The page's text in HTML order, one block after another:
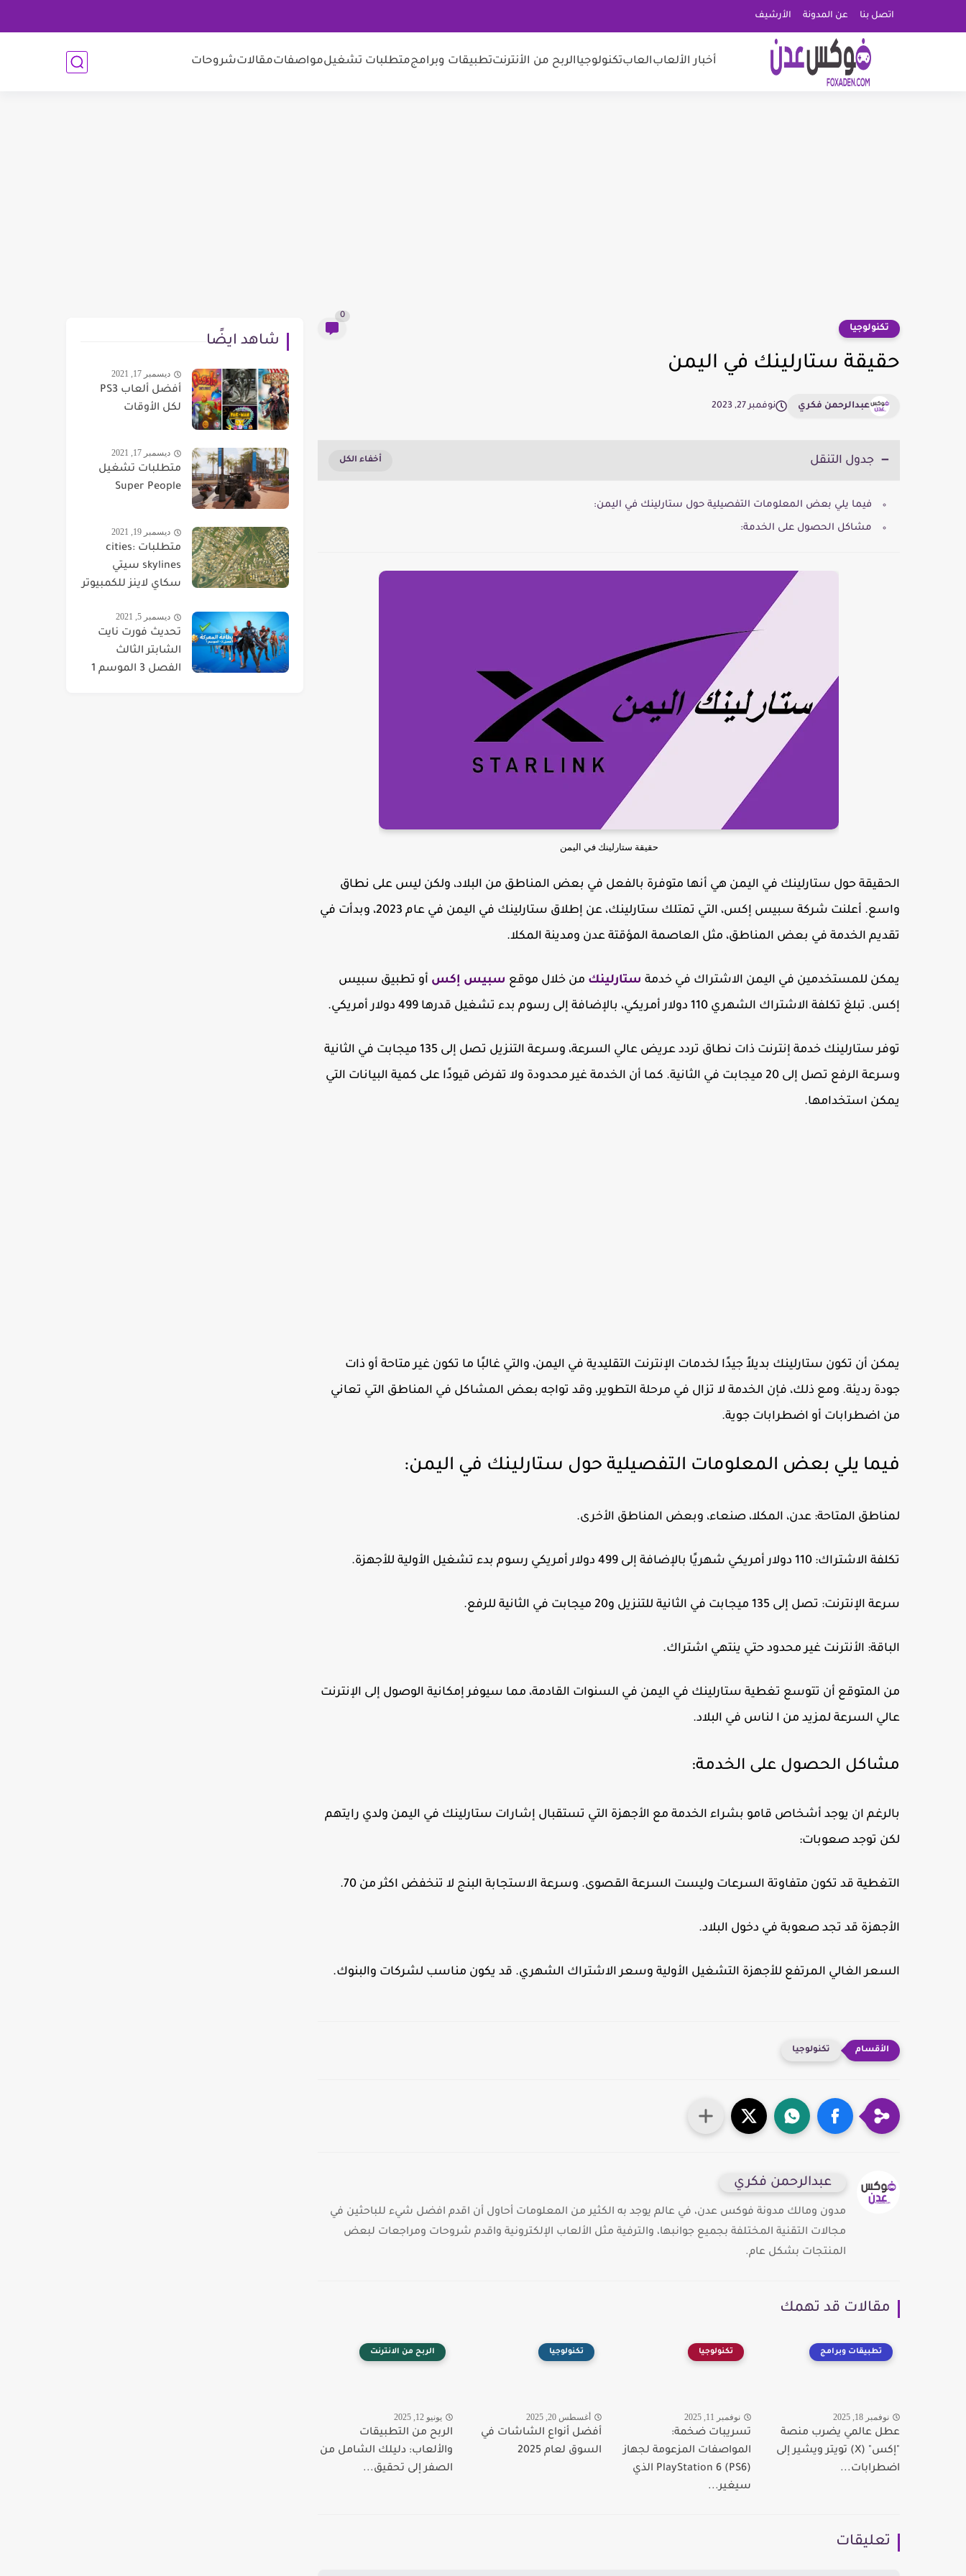
اتصل بنا عن المدونة الأرشيف
أخبار الألعابالعابتكنولوجياالربح من الأنترنتتطبيقات وبرامجمتطلبات تشغيلمواصفاتمقالاتشروحات
تكنولوجيا
0
حقيقة ستارلينك في اليمن
عبدالرحمن فكري نوفمبر 27, 2023
جدول التنقل
فيما يلي بعض المعلومات التفصيلية حول ستارلينك في اليمن:
مشاكل الحصول على الخدمة:
حقيقة ستارلينك في اليمن
الحقيقة حول ستارلينك في اليمن هي أنها متوفرة بالفعل في بعض المناطق من البلاد، ولكن ليس على نطاق
واسع. أعلنت شركة سبيس إكس، التي تمتلك ستارلينك، عن إطلاق ستارلينك في اليمن في عام 2023، وبدأت في
تقديم الخدمة في بعض المناطق، مثل العاصمة المؤقتة عدن ومدينة المكلا.
يمكن للمستخدمين في اليمن الاشتراك في خدمة ستارلينك من خلال موقع سبيس إكس أو تطبيق سبيس
إكس. تبلغ تكلفة الاشتراك الشهري 110 دولار أمريكي، بالإضافة إلى رسوم بدء تشغيل قدرها 499 دولار أمريكي.
توفر ستارلينك خدمة إنترنت ذات نطاق تردد عريض عالي السرعة، وسرعة التنزيل تصل إلى 135 ميجابت في الثانية
وسرعة الرفع تصل إلى 20 ميجابت في الثانية. كما أن الخدمة غير محدودة ولا تفرض قيودًا على كمية البيانات التي
يمكن استخدامها.
يمكن أن تكون ستارلينك بديلاً جيدًا لخدمات الإنترنت التقليدية في اليمن، والتي غالبًا ما تكون غير متاحة أو ذات
جودة رديئة. ومع ذلك، فإن الخدمة لا تزال في مرحلة التطوير، وقد تواجه بعض المشاكل في المناطق التي تعاني
من اضطرابات أو اضطرابات جوية.
فيما يلي بعض المعلومات التفصيلية حول ستارلينك في اليمن:
لمناطق المتاحة: عدن، المكلا، صنعاء، وبعض المناطق الأخرى.
تكلفة الاشتراك: 110 دولار أمريكي شهريًا بالإضافة إلى 499 دولار أمريكي رسوم بدء تشغيل الأولية للأجهزة.
سرعة الإنترنت: تصل إلى 135 ميجابت في الثانية للتنزيل و20 ميجابت في الثانية للرفع.
الباقة: الأنترنت غير محدود حتي ينتهي اشتراك.
من المتوقع أن تتوسع تغطية ستارلينك في اليمن في السنوات القادمة، مما سيوفر إمكانية الوصول إلى الإنترنت
عالي السرعة لمزيد من ا لناس في البلاد.
مشاكل الحصول على الخدمة:
بالرغم ان يوجد أشخاص قامو بشراء الخدمة مع الأجهزة التي تستقبال إشارات ستارلينك في اليمن ولدي رايتهم
لكن توجد صعوبات:
التغطية قد تكون متفاوتة السرعات وليست السرعة القصوى. وسرعة الاستجابة البنج لا تنخفض اكثر من 70.
الأجهزة قد تجد صعوبة في دخول البلاد.
السعر الغالي المرتفع للأجهزة التشغيل الأولية وسعر الاشتراك الشهري. قد يكون مناسب لشركات والبنوك.
تكنولوجيا
عبدالرحمن فكري
مدون ومالك مدونة فوكس عدن، في عالم يوجد به الكثير من المعلومات أحاول أن اقدم افضل شيء للباحثين في
مجالات التقنية المختلفة بجميع جوانبها، والترفية مثل الألعاب الإلكترونية واقدم شروحات ومراجعات لبعض
المنتجات بشكل عام.
مقالات قد تهمك
تطبيقات وبرامج
نوفمبر 18, 2025
عطل عالمي يضرب منصة
"إكس" (X) تويتر ويشير إلى
اضطرابات...
تكنولوجيا
نوفمبر 11, 2025
تسريبات ضخمة:
المواصفات المزعومة لجهاز
PlayStation 6 (PS6) الذي
سيغير...
تكنولوجيا
أغسطس 20, 2025
أفضل أنواع الشاشات في
السوق لعام 2025
الربح من الانترنت
يونيو 12, 2025
الربح من التطبيقات
والألعاب: دليلك الشامل من
الصفر إلى تحقيق...
تعليقات
شاهد ايضًا
ديسمبر 17, 2021
أفضل ألعاب PS3
لكل الأوقات
ديسمبر 17, 2021
متطلبات تشغيل
Super People
ديسمبر 19, 2021
متطلبات cities:
skylines سيتي
سكاي لاينز للكمبيوتر
ديسمبر 5, 2021
تحديث فورت نايت
الشابتر الثالث
الفصل 3 الموسم 1